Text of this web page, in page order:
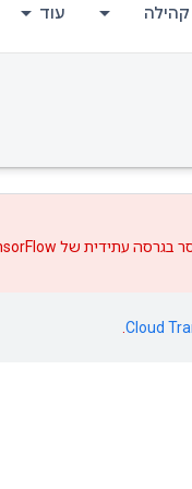
קהילה עוד
Cloud